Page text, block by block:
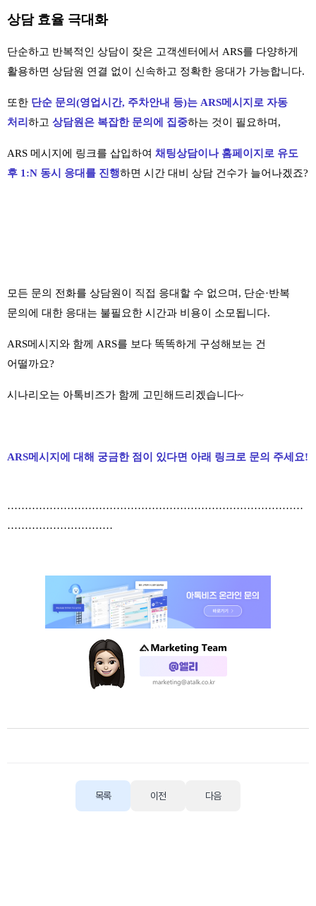
상담 효율 극대화
단순하고 반복적인 상담이 잦은 고객센터에서 ARS를 다양하게
활용하면 상담원 연결 없이 신속하고 정확한 응대가 가능합니다.
또한 단순 문의(영업시간, 주차안내 등)는 ARS메시지로 자동
처리 하고 상담원은 복잡한 문의에 집중하는 것이 필요하며,
ARS 메시지에 링크를 삽입하여 채팅상담이나 홈페이지로 유도
후 1:N 동시 응대를 진행하면 시간 대비 상담 건수가 늘어나겠죠?
모든 문의 전화를 상담원이 직접 응대할 수 없으며, 단순·반복
문의에 대한 응대는 불필요한 시간과 비용이 소모됩니다.
ARS메시지와 함께 ARS를 보다 똑똑하게 구성해보는 건
어떨까요?
시나리오는 아톡비즈가 함께 고민해드리겠습니다~
ARS메시지에 대해 궁금한 점이 있다면 아래 링크로 문의 주세요!
…………………………………………………………………………
…………………………
목록 이전 다음